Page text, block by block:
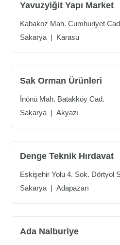
Yavuzyiğit Yapı Market
Kabakoz Mah. Cumhuriyet
Sakarya | Karasu
Sak Orman Ürünleri
İnönü Mah. Batakköy Cad.
Sakarya | Akyazı
Denge Teknik Hırdavat
Eskişehir Yolu 4. Sok. Dörtyol
Sakarya | Adapazarı
Ada Nalburiye